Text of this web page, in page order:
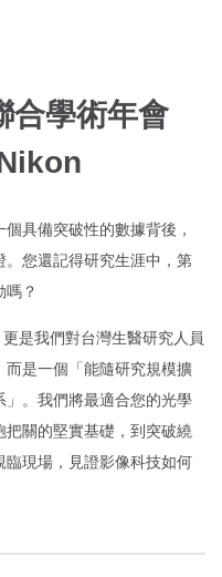
合學術年會
具備突破性的數據背後，
您還記得研究生涯中，第
嗎？
是我們對台灣生醫研究人員
而是一個「能隨研究規模擴
。我們將最適合您的光學
關的堅實基礎，到突破繞
現場，見證影像科技如何